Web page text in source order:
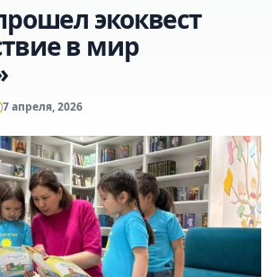
экоквест
в мир
7 апреля, 2026